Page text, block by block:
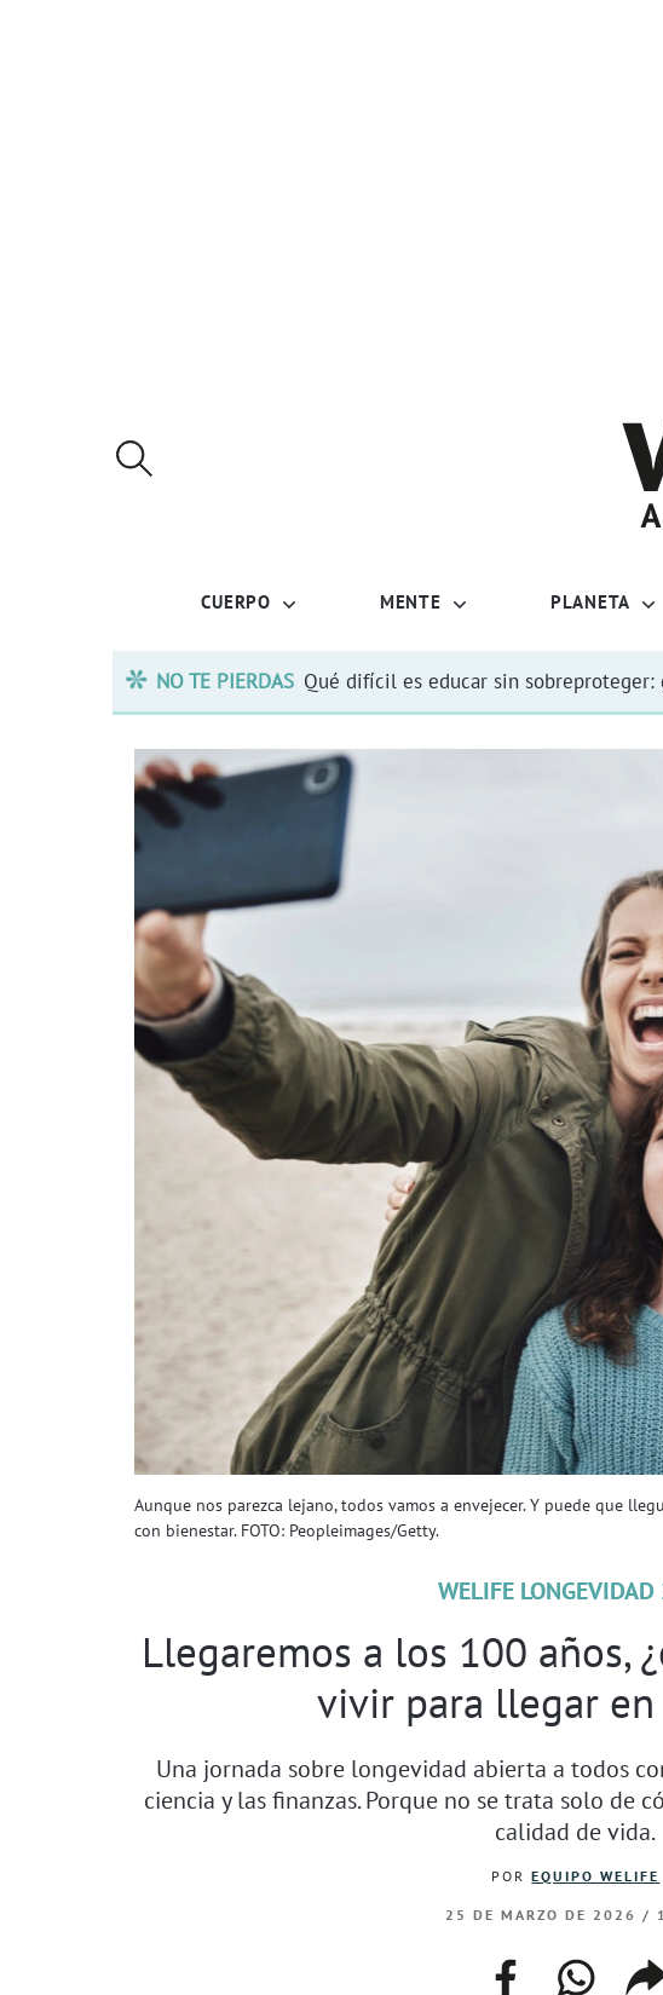
CUERPO MENTE PLANETA
NO TE PIERDAS Qué difícil es educar sin
Aunque nos parezca lejano, todos vamos a envejecer. Y puede que
con bienestar. FOTO: Peopleimages/Getty.
WELIFE
Llegaremos a los 100 años,
vivir para llegar
Una jornada sobre longevidad abierta a todos
ciencia y las finanzas. Porque no se trata solo de
calidad de vida.
POREQUIPO WELIFE
25 DE MARZO DE 2026 /
facebook